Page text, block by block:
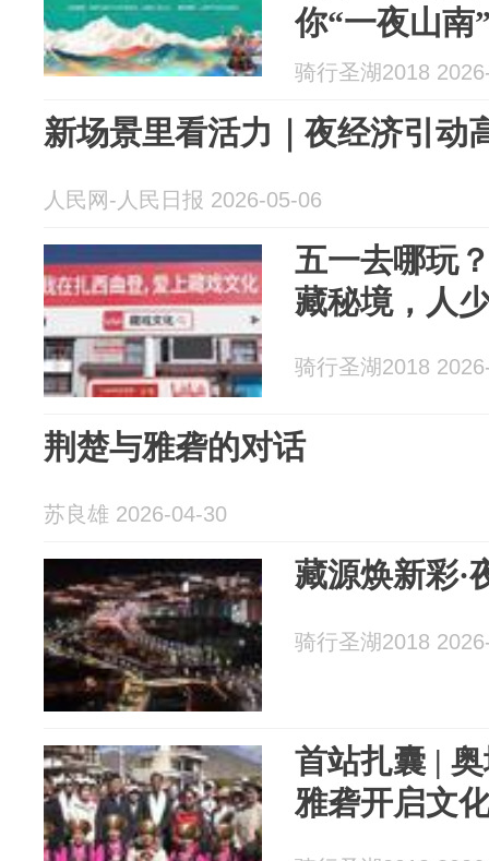
你“一夜山南
骑行圣湖2018
新场景里看活力｜夜经济引动
人民网-人民日报 2026-05-06
五一去哪玩
藏秘境，人
骑行圣湖2018
荆楚与雅砻的对话
苏良雄 2026-04-30
藏源焕新彩·
骑行圣湖2018
首站扎囊 |
雅砻开启文